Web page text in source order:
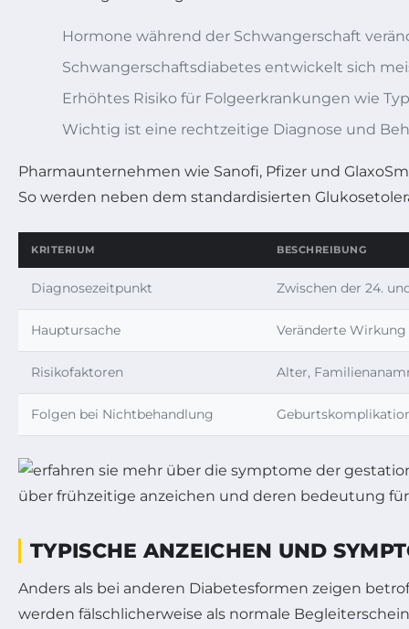
Hormone während der Schwangerschaft
Schwangerschaftsdiabetes entwickelt sich
Erhöhtes Risiko für Folgeerkrankungen wie
Wichtig ist eine rechtzeitige Diagnose und
Pharmaunternehmen wie Sanofi, Pfizer und
So werden neben dem standardisierten
KRITERIUM BESCHREIBUNG
Diagnosezeitpunkt Zwischen der 24.
Hauptursache Veränderte
Risikofaktoren Alter,
Folgen bei Nichtbehandlung
TYPISCHE ANZEICHEN UND
Anders als bei anderen Diabetesformen zeigen
werden fälschlicherweise als normale